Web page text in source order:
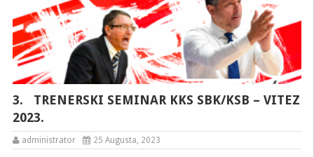
3. TRENERSKI SEMINAR KKS SBK/KSB – VITEZ
2023.
administrator 25 Augusta, 2023